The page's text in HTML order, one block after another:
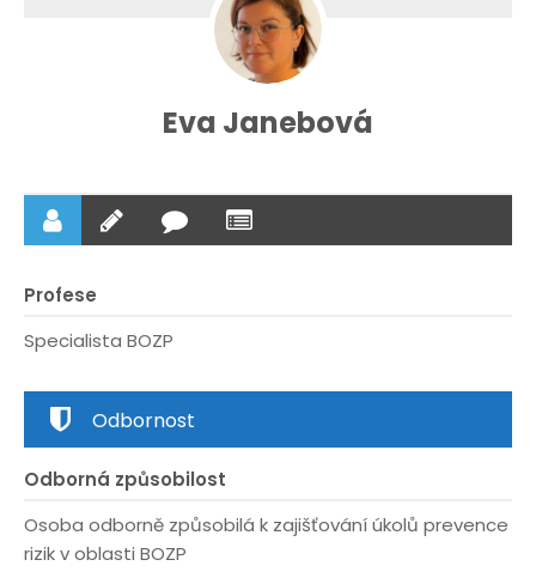
Eva Janebová
Profese
Specialista BOZP
Odbornost
Odborná způsobilost
Osoba odborně způsobilá k zajišťování úkolů prevence
rizik v oblasti BOZP